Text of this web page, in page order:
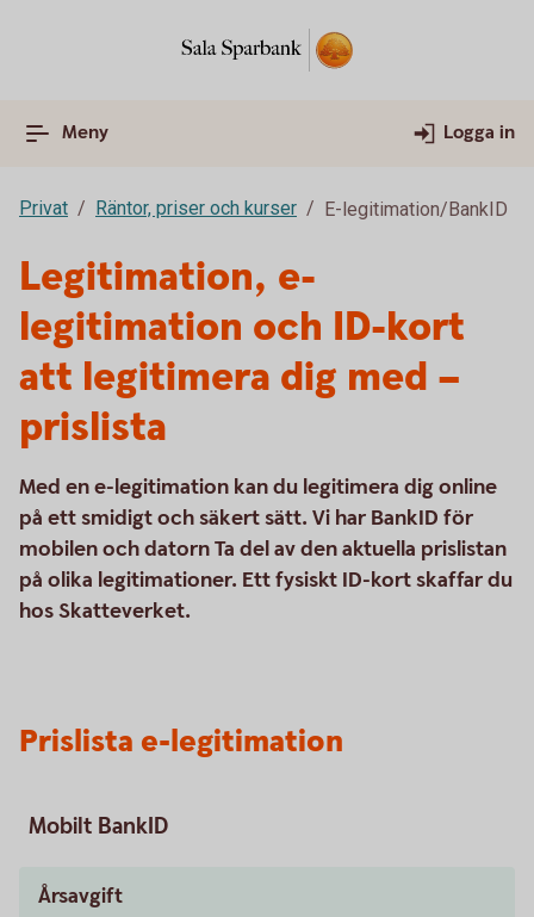
Meny Logga in
Privat Räntor, priser och kurser E-legitimation/BankID
Legitimation, e-
legitimation och ID-kort
att legitimera dig med –
prislista
Med en e-legitimation kan du legitimera dig online
på ett smidigt och säkert sätt. Vi har BankID för
mobilen och datorn Ta del av den aktuella prislistan
på olika legitimationer. Ett fysiskt ID-kort skaffar du
hos Skatteverket.
Prislista e-legitimation
Mobilt BankID
Årsavgift